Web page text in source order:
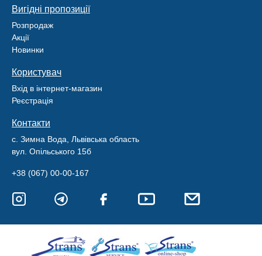
Вигідні пропозиції
Розпродаж
Акції
Новинки
Користувач
Вхід в інтернет-магазин
Реєстрація
Контакти
с. Зимна Вода, Львівська область
вул. Опільського 15б
+38 (067) 00-00-167